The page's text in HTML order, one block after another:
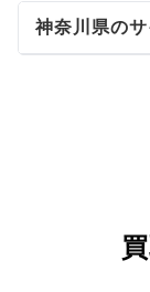
神奈川県の